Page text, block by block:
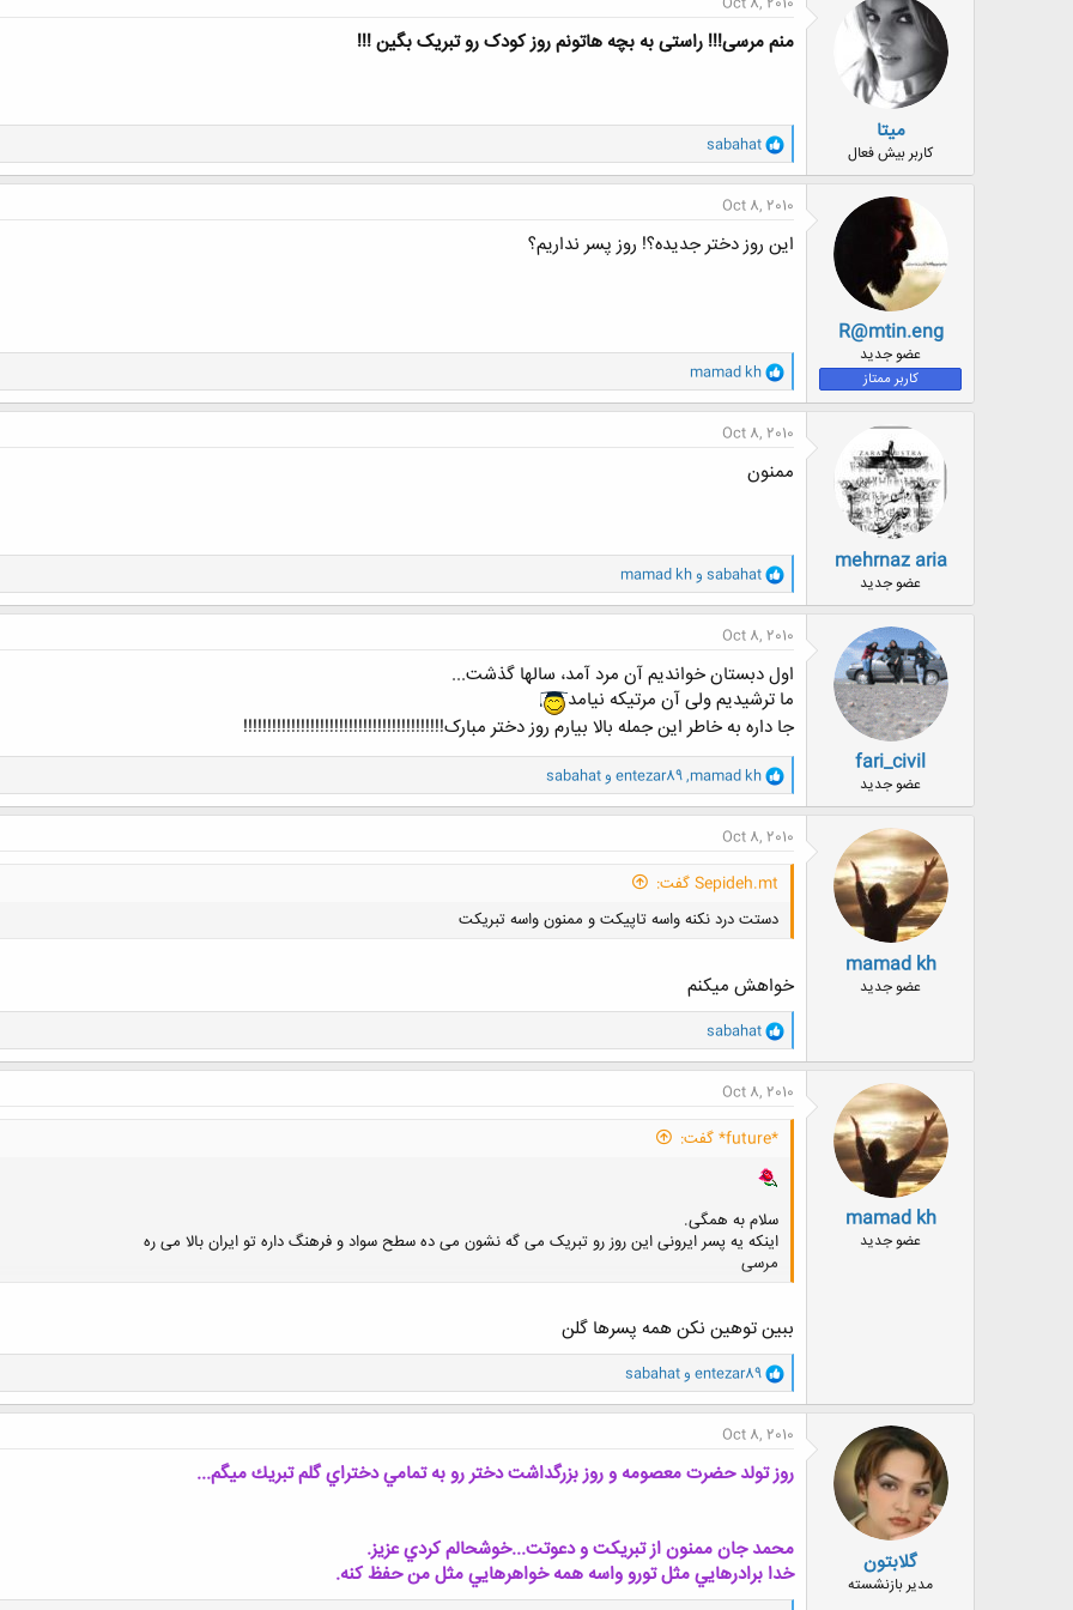
ش
ه
ا
میتا
کاربر بیش فعال
منم مرسی!!! راستی به بچه هاتونم روز کودک رو تبریک بگین !!!
و
ا
ک
ش
ه
ا
sabahat
R@mtin.eng
عضو جدید
کاربر ممتاز
Oct 8, 2010
این روز دختر جدیده؟! روز پسر نداریم؟
و
ا
ک
ش
ه
ا
mamad kh
mehrnaz aria
عضو جدید
Oct 8, 2010
ممنون
و
ا
ک
ش
ه
ا
:
sabahat و mamad kh
fari_civil
عضو جدید
Oct 8, 2010
اول دبستان خواندیم آن مرد آمد، سالها گذشت...
ما ترشیدیم ولی آن مرتیکه نیامد
جا داره به خاطر این جمله بالا بیارم روز دختر مبارک!!!!!!!!!!!!!!!!!!!!!!!!!!!!!!!!!!!!!!!!!!
و
ا
ک
ش
ا
mamad kh
,
entezar89 وsabahat
mamad kh
عضو جدید
Oct 8, 2010
Sepideh.mt گفت:
دستت درد نکنه واسه تاپیکت و ممنون واسه تبریکت
کلیک کنید تا باز شود...
خواهش میکنم
و
ا
ک
ش
ا
sabahat
mamad kh
عضو جدید
Oct 8, 2010
*future* گفت:
سلام به همگی.
اینکه یه پسر ایرونی این روز رو تبریک می گه نشون می ده سطح سواد و فرهنگ داره تو ایران بالا می ره
مرسی
ببین توهین نکن همه پسرها گلن
و
ا
ک
ش
ه
ا
entezar89 وsabahat
گلابتون
مدیر بازنشسته
Oct 8, 2010
روز تولد حضرت معصومه و روز بزرگداشت دختر رو به تمامي دختراي گلم تبريك ميگم...
محمد جان ممنون از تبريكت و دعوتت...خوشحالم كردي عزيز.
خدا برادرهايي مثل تورو واسه همه خواهرهايي مثل من حفظ كنه.